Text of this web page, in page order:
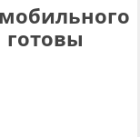
готовы